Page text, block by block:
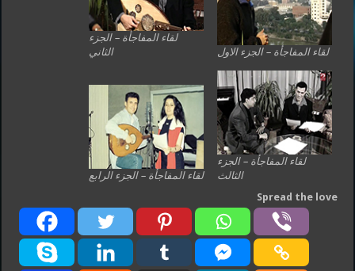
لقاء المفاجأة – الجزء الاول
لقاء المفاجأة – الجزء
الثاني
لقاء المفاجأة – الجزء
الثالث
لقاء المفاجأة – الجزء الرابع
Spread the love